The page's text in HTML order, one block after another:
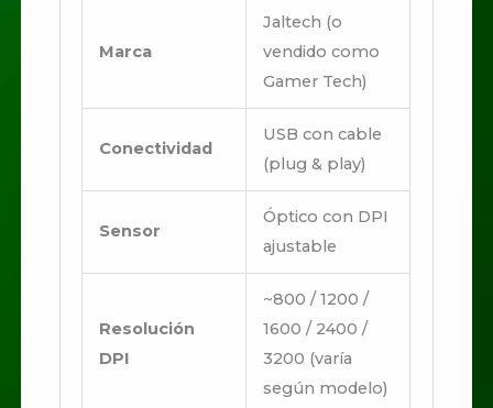
Marca
Jaltech (o
vendido como
Gamer Tech)
Conectividad
USB con cable
(plug & play)
Sensor
Óptico con DPI
ajustable
Resolución
DPI
~800 / 1200 /
1600 / 2400 /
3200 (varía
según modelo)